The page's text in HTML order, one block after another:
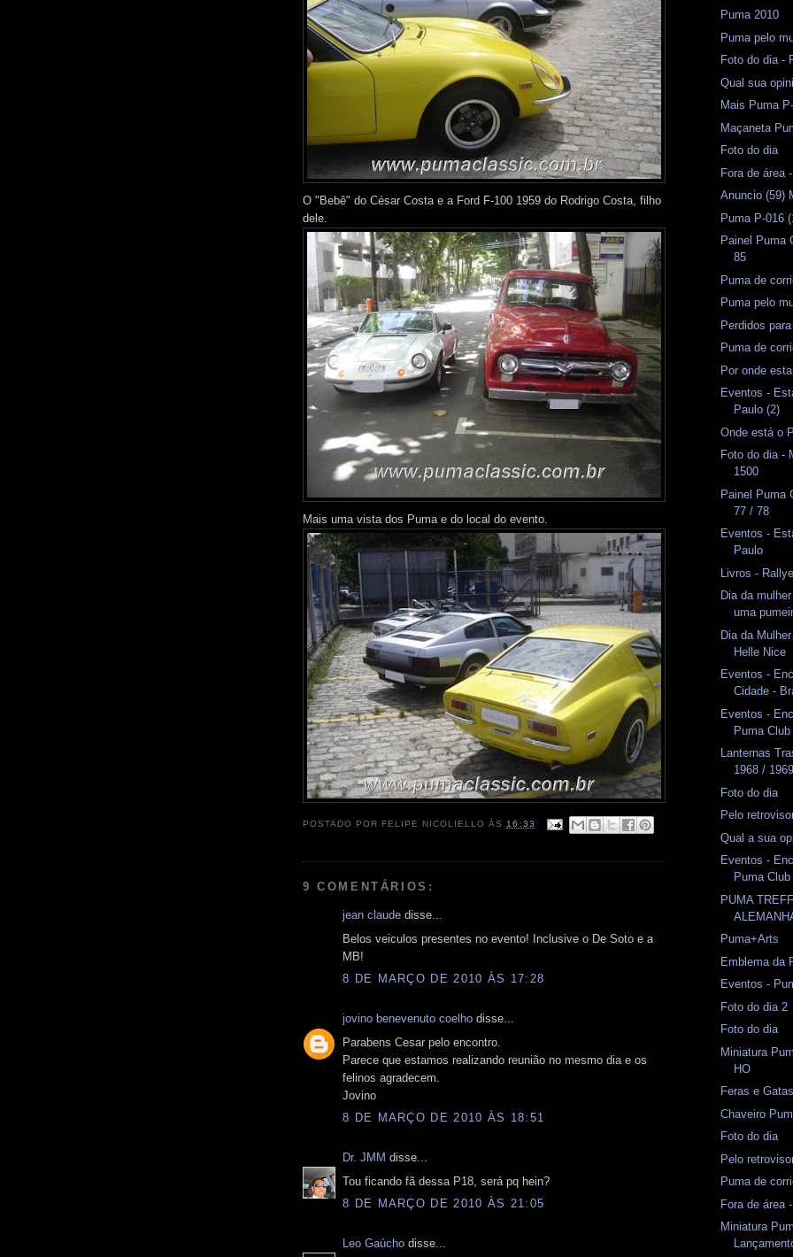
O "Bebê" do César Costa e a Ford F-100 1959 do Rodrigo Costa, filho
dele.
Mais uma vista dos Puma e do local do evento.
POSTADO POR FELIPE NICOLIELLO ÀS 16:33
9 COMENTÁRIOS:
jean claude disse...
Belos veiculos presentes no evento! Inclusive o De Soto e a
MB!
8 DE MARÇO DE 2010 ÀS 17:28
jovino benevenuto coelho disse...
Parabens Cesar pelo encontro.
Parece que estamos realizando reunião no mesmo dia e os
felinos agradecem.
Jovino
8 DE MARÇO DE 2010 ÀS 18:51
Dr. JMM disse...
Tou ficando fã dessa P18, será pq hein?
8 DE MARÇO DE 2010 ÀS 21:05
Leo Gaúcho disse...
Puma 2010
Puma pelo
Foto do dia -
Qual sua
Mais Puma
Maçaneta
Foto do dia
Fora de área
Anuncio (59)
Puma P-016
Painel Puma
85
Puma de
Puma pelo
Perdidos
Puma de
Por onde
Eventos -
Paulo (2)
Onde está o
Foto do dia -
1500
Painel Puma
77 / 78
Eventos -
Paulo
Livros -
Dia da
uma
Dia da
Helle Nice
Eventos -
Cidade -
Eventos -
Puma Club
Lanternas
1968 / 1969
Foto do dia
Pelo
Qual a sua
Eventos -
Puma
PUMA
Puma+Arts
Emblema da
Eventos -
Foto do dia 2
Foto do dia
Miniatura
HO
Feras e Gatas
Chaveiro
Foto do dia
Pelo
Puma de
Fora de área
Miniatura